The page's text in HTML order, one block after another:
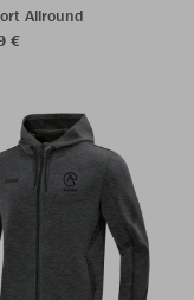
Allround
€